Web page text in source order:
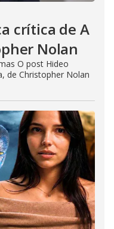
crítica de A
Nolan
O post Hideo
de Christopher Nolan